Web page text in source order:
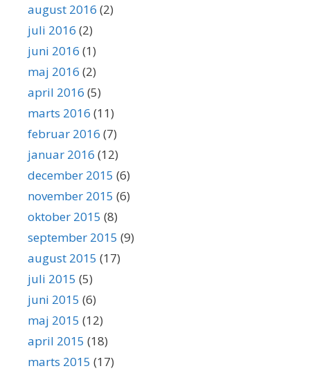
august 2016 (2)
juli 2016 (2)
juni 2016 (1)
maj 2016 (2)
april 2016 (5)
marts 2016 (11)
februar 2016 (7)
januar 2016 (12)
december 2015 (6)
november 2015 (6)
oktober 2015 (8)
september 2015 (9)
august 2015 (17)
juli 2015 (5)
juni 2015 (6)
maj 2015 (12)
april 2015 (18)
marts 2015 (17)